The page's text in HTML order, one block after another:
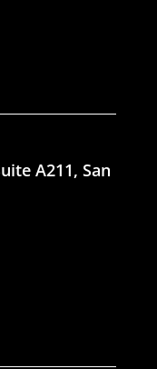
A211, San